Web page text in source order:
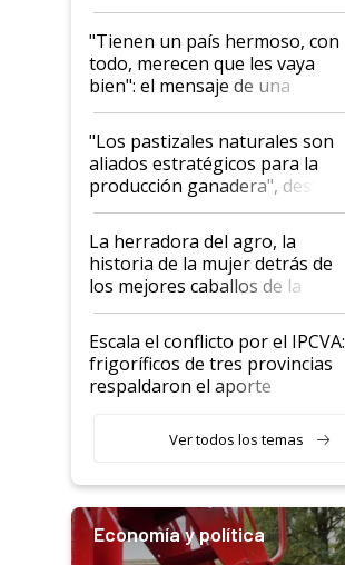
"Tienen un país hermoso, con
todo, merecen que les vaya
bien": el mensaje de una
ganadera uruguaya sobre las
oportunidades que se abren
para el agro en Argentina, con
foco en la carne
"Los pastizales naturales son
aliados estratégicos para la
producción ganadera", destaca
la iniciativa que ya reúne a 46
establecimientos en Argentina
La herradora del agro, la
historia de la mujer detrás de
los mejores caballos de la
Argentina y los mitos que
todavía hacen sufrir a estos
animales: "Mientras me
descalificaban, yo seguí
haciendo currículum"
Escala el conflicto por el IPCVA:
frigoríficos de tres provincias
respaldaron el aporte
Ver todos los temas
Economía y política